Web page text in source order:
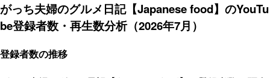
がっち夫婦のグルメ日記【Japanese food】のYouTu
be登録者数・再生数分析（2026年7月）
登録者数の推移